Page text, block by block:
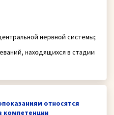
нервной системы;
находящихся в стадии
относятся
компетенции